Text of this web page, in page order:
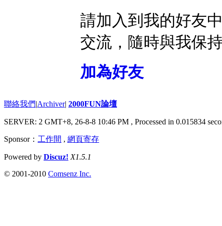
請加入到我的好友
交流，隨時與我保
加為好友
聯絡我們|Archiver| 2000FUN論壇
SERVER: 2 GMT+8, 26-8-8 10:46 PM , Processed in 0.015834
Sponsor： 工作間 , 網頁寄存
Powered by Discuz! X1.5.1
© 2001-2010 Comsenz Inc.